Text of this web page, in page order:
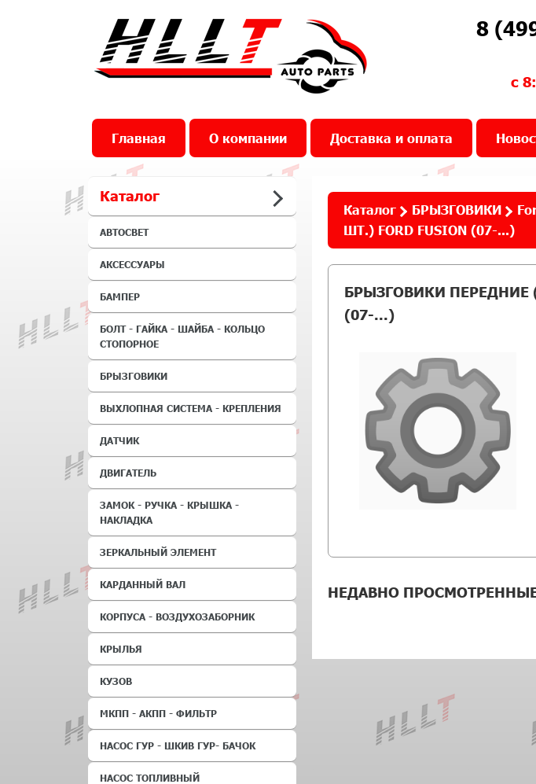
8
с
Главная О компании Доставка и оплата
Каталог
АВТОСВЕТ
АКСЕССУАРЫ
БАМПЕР
БОЛТ - ГАЙКА - ШАЙБА - КОЛЬЦО
СТОПОРНОЕ
БРЫЗГОВИКИ
ВЫХЛОПНАЯ СИСТЕМА - КРЕПЛЕНИЯ
ДАТЧИК
ДВИГАТЕЛЬ
ЗАМОК - РУЧКА - КРЫШКА -
НАКЛАДКА
ЗЕРКАЛЬНЫЙ ЭЛЕМЕНТ
КАРДАННЫЙ ВАЛ
КОРПУСА - ВОЗДУХОЗАБОРНИК
КРЫЛЬЯ
КУЗОВ
МКПП - АКПП - ФИЛЬТР
НАСОС ГУР - ШКИВ ГУР- БАЧОК
НАСОС ТОПЛИВНЫЙ
Каталог БРЫЗГОВИКИ
ШТ.) FORD FUSION (07-...)
БРЫЗГОВИКИ ПЕРЕДНИЕ
(07-...)
НЕДАВНО